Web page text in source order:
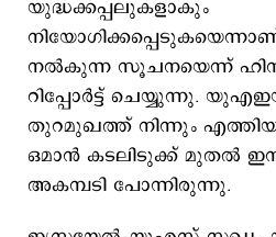
യുദ്ധക്കപ്പലുകളാകും
നല്‍കുന്ന സൂചനയെന്ന്
റിപ്പോര്‍ട്ട് ചെയ്യുന്നു.
തുറമുഖത്ത് നിന്നും എത്തിയ
ഒമാന്‍ കടലിടുക്ക് മുതല്‍
അകമ്പടി പോന്നിരുന്നു.